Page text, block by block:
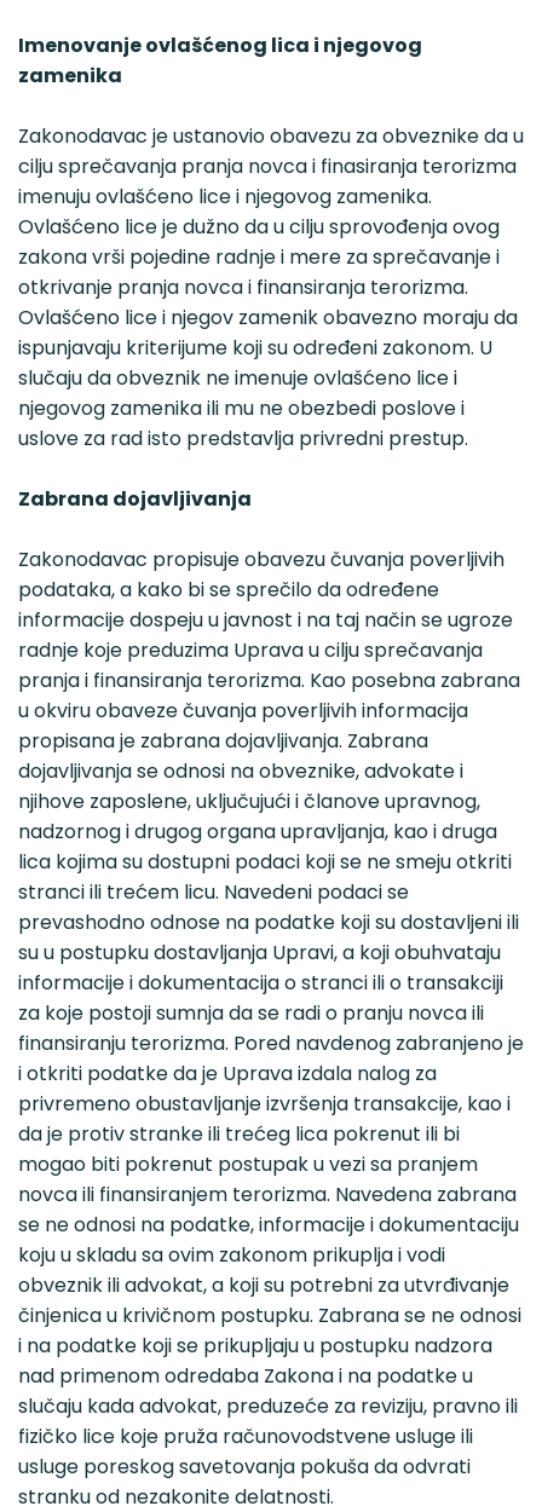
Imenovanje ovlašćenog lica i njegovog
zamenika
Zakonodavac je ustanovio obavezu za obveznike da u
cilju sprečavanja pranja novca i finasiranja terorizma
imenuju ovlašćeno lice i njegovog zamenika.
Ovlašćeno lice je dužno da u cilju sprovođenja ovog
zakona vrši pojedine radnje i mere za sprečavanje i
otkrivanje pranja novca i finansiranja terorizma.
Ovlašćeno lice i njegov zamenik obavezno moraju da
ispunjavaju kriterijume koji su određeni zakonom. U
slučaju da obveznik ne imenuje ovlašćeno lice i
njegovog zamenika ili mu ne obezbedi poslove i
uslove za rad isto predstavlja privredni prestup.
Zabrana dojavljivanja
Zakonodavac propisuje obavezu čuvanja poverljivih
podataka, a kako bi se sprečilo da određene
informacije dospeju u javnost i na taj način se ugroze
radnje koje preduzima Uprava u cilju sprečavanja
pranja i finansiranja terorizma. Kao posebna zabrana
u okviru obaveze čuvanja poverljivih informacija
propisana je zabrana dojavljivanja. Zabrana
dojavljivanja se odnosi na obveznike, advokate i
njihove zaposlene, uključujući i članove upravnog,
nadzornog i drugog organa upravljanja, kao i druga
lica kojima su dostupni podaci koji se ne smeju otkriti
stranci ili trećem licu. Navedeni podaci se
prevashodno odnose na podatke koji su dostavljeni ili
su u postupku dostavljanja Upravi, a koji obuhvataju
informacije i dokumentacija o stranci ili o transakciji
za koje postoji sumnja da se radi o pranju novca ili
finansiranju terorizma. Pored navdenog zabranjeno je
i otkriti podatke da je Uprava izdala nalog za
privremeno obustavljanje izvršenja transakcije, kao i
da je protiv stranke ili trećeg lica pokrenut ili bi
mogao biti pokrenut postupak u vezi sa pranjem
novca ili finansiranjem terorizma. Navedena zabrana
se ne odnosi na podatke, informacije i dokumentaciju
koju u skladu sa ovim zakonom prikuplja i vodi
obveznik ili advokat, a koji su potrebni za utvrđivanje
činjenica u krivičnom postupku. Zabrana se ne odnosi
i na podatke koji se prikupljaju u postupku nadzora
nad primenom odredaba Zakona i na podatke u
slučaju kada advokat, preduzeće za reviziju, pravno ili
fizičko lice koje pruža računovodstvene usluge ili
usluge poreskog savetovanja pokuša da odvrati
stranku od nezakonite delatnosti.